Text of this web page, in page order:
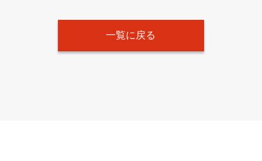
一覧に戻る